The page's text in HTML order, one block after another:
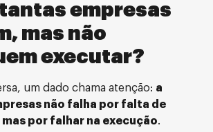
tantas empresas
mas não
executar?
um dado chama atenção: a
não falha por falta de
por falhar na execução.